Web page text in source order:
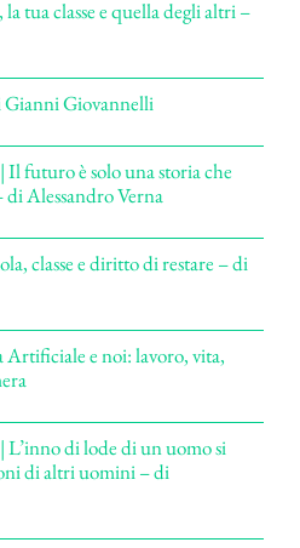
la tua classe e quella degli altri –
Giovannelli
futuro è solo una storia che
di Alessandro Verna
classe e diritto di restare – di
e noi: lavoro, vita,
di lode di un uomo si
di altri uomini – di